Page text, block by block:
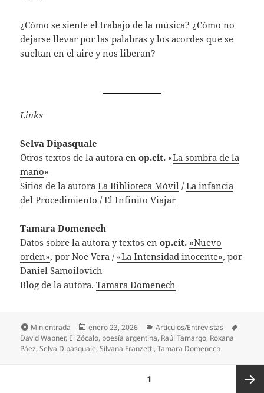
¿Cómo se siente el trabajo de la música? ¿Cómo no
dejarse llevar por las palabras y los acordes que se
sueltan en el aire y nos liberan?
Links
Selva Dipasquale
Otros textos de la autora enop.cit. «La sombra dela
mano»
Sitios de la autoraLa Biblioteca Móvil /La infancia
del Procedimiento /El Infinito Viajar
Tamara Domenech
Datos sobre la autora y textos enop.cit. «Nuevo
orden», por Noe Vera / «La Intensidad inocente», por
Daniel Samoilovich
Blog de la autora.Tamara Domenech
Formato
Minientrada
Publicado
el
enero 23, 2026 Categorías
Artículos/Entrevistas
David Wapner, El Zócalo, poesía argentina, Raúl Tamargo, Roxana
Páez,Selva Dipasquale,Silvana Franzetti,Tamara Domenech
1